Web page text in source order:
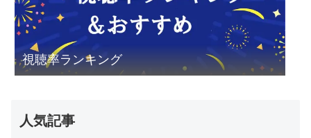
視聴率ランキング
人気記事